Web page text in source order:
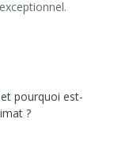
pourquoi est-
?